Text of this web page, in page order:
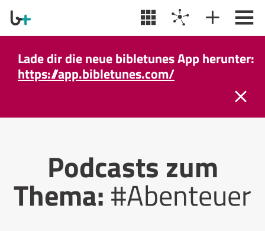
Lade dir die neue bibletunes App herunter:
https://app.bibletunes.com/
Podcasts zum
Thema:#Abenteuer